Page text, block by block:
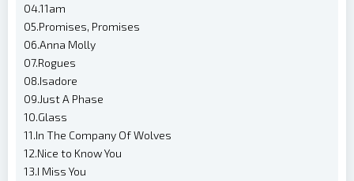
04.11am
05.Promises, Promises
06.Anna Molly
07.Rogues
08.Isadore
09.Just A Phase
10.Glass
11.In The Company Of Wolves
12.Nice to Know You
13.I Miss You